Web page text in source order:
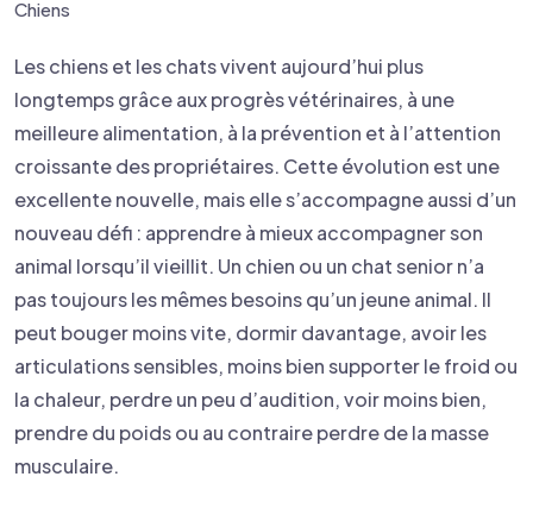
Chiens
Les chiens et les chats vivent aujourd’hui plus
longtemps grâce aux progrès vétérinaires, à une
meilleure alimentation, à la prévention et à l’attention
croissante des propriétaires. Cette évolution est une
excellente nouvelle, mais elle s’accompagne aussi d’un
nouveau défi : apprendre à mieux accompagner son
animal lorsqu’il vieillit. Un chien ou un chat senior n’a
pas toujours les mêmes besoins qu’un jeune animal. Il
peut bouger moins vite, dormir davantage, avoir les
articulations sensibles, moins bien supporter le froid ou
la chaleur, perdre un peu d’audition, voir moins bien,
prendre du poids ou au contraire perdre de la masse
musculaire.